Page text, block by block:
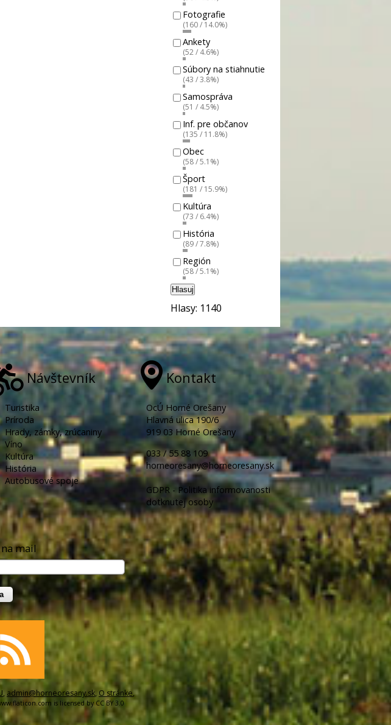
Fotografie
(160 / 14.0%)
Ankety
(52 / 4.6%)
Súbory na stiahnutie
(43 / 3.8%)
Samospráva
(51 / 4.5%)
Inf. pre občanov
(135 / 11.8%)
Obec
(58 / 5.1%)
Šport
(181 / 15.9%)
Kultúra
(73 / 6.4%)
História
(89 / 7.8%)
Región
(58 / 5.1%)
Hlasuj
Hlasy: 1140
Návštevník
Turistika
Príroda
Hrady, zámky, zrúcaniny
Víno
Kultúra
História
Autobusové spoje
Kontakt
OcÚ Horné Orešany
Hlavná ulica 190/6
919 03 Horné Orešany
033 / 55 88 109
horneoresany@horneoresany.sk
GDPR - Politika informovanosti
dotknutej osoby
mail
, admin@horneoresany.sk, O stránke,
is licensed by CC BY 3.0